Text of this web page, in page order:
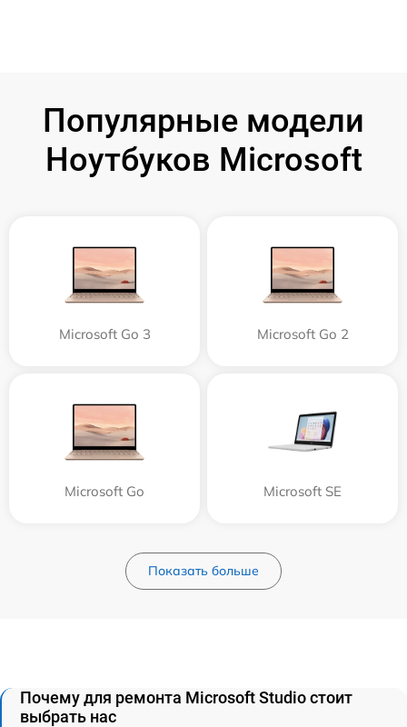
Популярные модели
Ноутбуков Microsoft
Microsoft Go 3 Microsoft Go 2
Microsoft Go Microsoft SE
Показать больше
Почему для ремонта Microsoft Studio стоит
выбрать нас